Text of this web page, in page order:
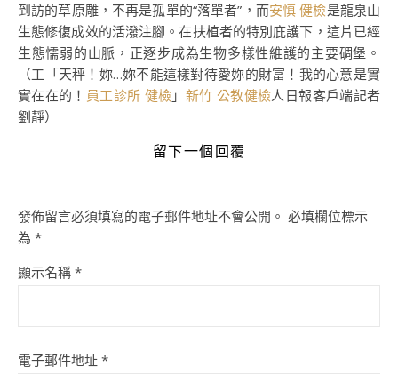
到訪的草原雕，不再是孤單的“落單者”，而安慎 健檢是龍泉山
生態修復成效的活潑注腳。在扶植者的特別庇護下，這片已經
生態懦弱的山脈，正逐步成為生物多樣性維護的主要碉堡。
（工「天秤！妳…妳不能這樣對待愛妳的財富！我的心意是實
實在在的！ 員工診所 健檢 」 新竹 公教健檢人日報客戶端記者
劉靜）
留下一個回覆
發佈留言必須填寫的電子郵件地址不會公開。 必填欄位標示
為 *
顯示名稱 *
電子郵件地址 *